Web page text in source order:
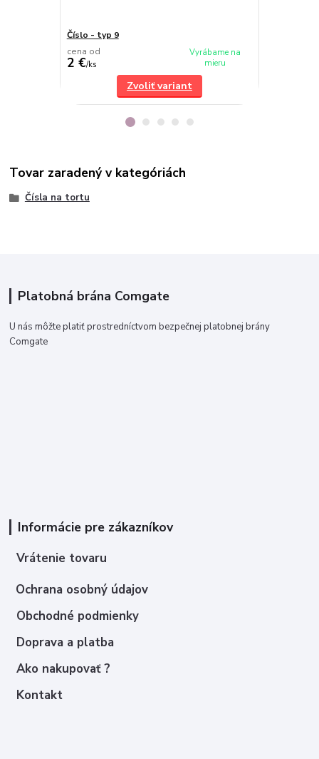
Číslo - typ 9
cena od
2 €/ks
Vyrábame na
mieru
Zvoliť variant
Tovar zaradený v kategóriách
Čísla na tortu
Platobná brána Comgate
U nás môžte platiť prostredníctvom bezpečnej platobnej brány
Comgate
Informácie pre zákazníkov
Vrátenie tovaru
Ochrana osobný údajov
Obchodné podmienky
Doprava a platba
Ako nakupovať ?
Kontakt